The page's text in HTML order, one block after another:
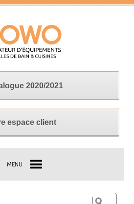
2020/2021
espace client
MENU